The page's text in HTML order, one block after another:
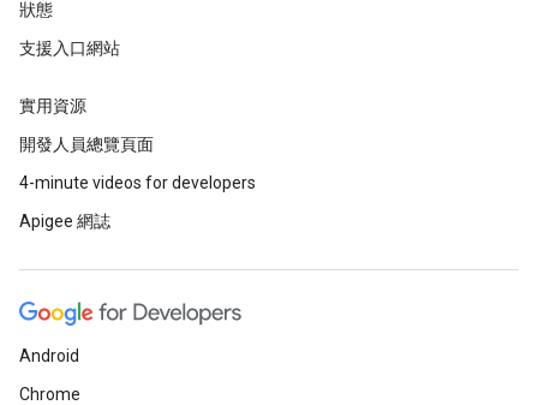
狀態
支援入口網站
實用資源
開發人員總覽頁面
4-minute videos for developers
Apigee 網誌
Android
Chrome